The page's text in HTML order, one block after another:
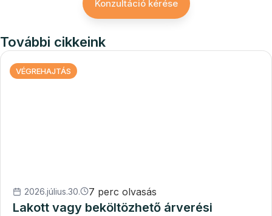
Konzultáció kérése
További cikkeink
VÉGREHAJTÁS
2026.július.30. 7 perc olvasás
Lakott vagy beköltözhető árverési